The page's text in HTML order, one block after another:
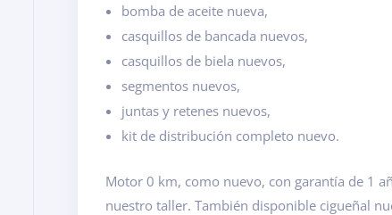
bomba de aceite nueva,
casquillos de bancada nuevos,
casquillos de biela nuevos,
segmentos nuevos,
juntas y retenes nuevos,
kit de distribución completo nuevo.
Motor 0 km, como nuevo, con garantía de 1
nuestro taller. También disponible cigueñal